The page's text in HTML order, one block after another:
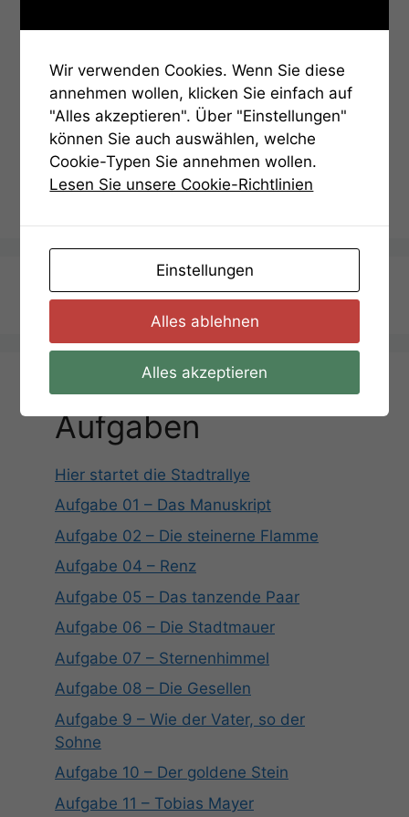
Password:
Termin Anfragen
Aufgaben
Hier startet die Stadtrallye
Aufgabe 01 – Das Manuskript
Aufgabe 02 – Die steinerne Flamme
Aufgabe 04 – Renz
Aufgabe 05 – Das tanzende Paar
Aufgabe 06 – Die Stadtmauer
Aufgabe 07 – Sternenhimmel
Aufgabe 08 – Die Gesellen
Aufgabe 9 – Wie der Vater, so der
Sohne
Aufgabe 10 – Der goldene Stein
Aufgabe 11 – Tobias Mayer
Wir verwenden Cookies. Wenn Sie diese
annehmen wollen, klicken Sie einfach auf
"Alles akzeptieren". Über "Einstellungen"
können Sie auch auswählen, welche
Cookie-Typen Sie annehmen wollen.
Lesen Sie unsere Cookie-Richtlinien
Einstellungen
Alles ablehnen
Alles akzeptieren